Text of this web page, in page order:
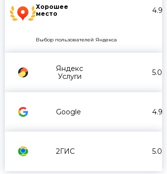
Хорошее
место
4.9
Выбор пользователей Яндекса
Яндекс
Услуги
5.0
Google 4.9
2ГИС 5.0